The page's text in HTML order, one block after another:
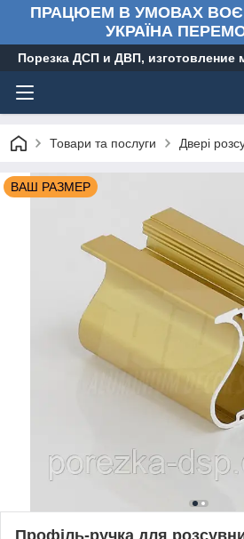
ПРАЦЮЕМ В УМОВАХ
УКРАЇНА
Порезка ДСП и ДВП, изготовление
Товари та послуги Двері
ВАШ РАЗМЕР
Профіль-ручка для